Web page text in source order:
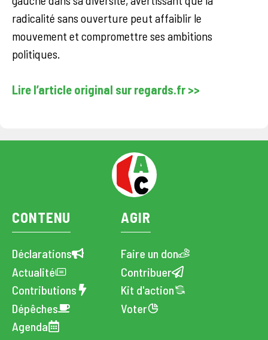
radicalité sans ouverture peut affaiblir le
mouvement et compromettre ses ambitions
politiques.
Lire l’article original sur regards.fr >>
CONTENU
Déclarations
Actualité
Contributions
Dépêches
Agenda
AGIR
Faire un don
Contribuer
Kit d'action
Voter